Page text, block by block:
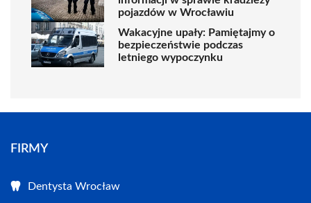
pojazdów w Wrocławiu
Wakacyjne upały: Pamiętajmy o
bezpieczeństwie podczas
letniego wypoczynku
FIRMY
Dentysta Wrocław